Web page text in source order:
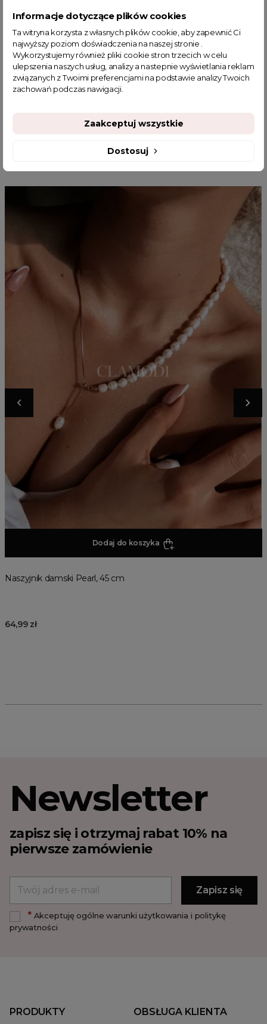
zielony sweterek damski
sklep z odzieżą damską
swetry damskie wyprzedaż
basic
fajne ciuszki
modne swetry damskie
jesienne stylizacje do pracy
kolorowy sweter
jesienna stylizacja
Kolorowe swetry damskie
MOGĄ CI SIĘ SPODOBAĆ
Dodaj do koszyka
Naszyjnik damski Pearl, 45 cm
64,99 zł
Newsletter
zapisz się i otrzymaj rabat 10% na
pierwsze zamówienie
*Akceptuję ogólne warunki użytkowania i politykę
prywatności
PRODUKTY OBSŁUGA KLIENTA
Informacje dotyczące plików cookies
Ta witryna korzysta z własnych plików cookie, aby zapewnić Ci
najwyższy poziom doświadczenia na naszej stronie .
Wykorzystujemy również pliki cookie stron trzecich w celu
ulepszenia naszych usług, analizy a nastepnie wyświetlania reklam
związanych z Twoimi preferencjami na podstawie analizy Twoich
zachowań podczas nawigacji.
Dostosuj
Zaakceptuj wszystkie